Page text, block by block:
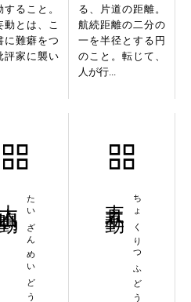
すること。
動とは、こ
に難癖をつ
評家に襲い
る、片道の距離。
航続距離の二分の
一を半径とする円
のこと。転じて、
人が行...
たいざんめいどう ちょくりつふどう